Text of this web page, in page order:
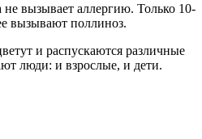
вызывает аллергию. Только 10-
вызывают поллиноз.
и распускаются различные
люди: и взрослые, и дети.